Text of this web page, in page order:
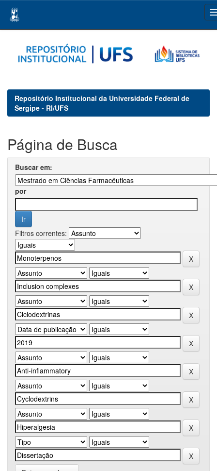
navigation
Repositório Institucional da Universidade Federal de
Sergipe - RI/UFS
Página de Busca
Buscar em:
por
Filtros correntes: